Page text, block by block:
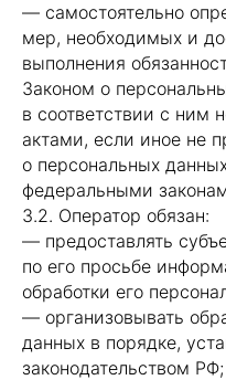
— самостоятельно
мер, необходимых и
выполнения
Законом о
в соответствии с ним
актами, если иное не
о персональных
федеральными
3.2. Оператор обязан:
— предоставлять
по его просьбе
обработки его
— организовывать
данных в порядке,
законодательством РФ;